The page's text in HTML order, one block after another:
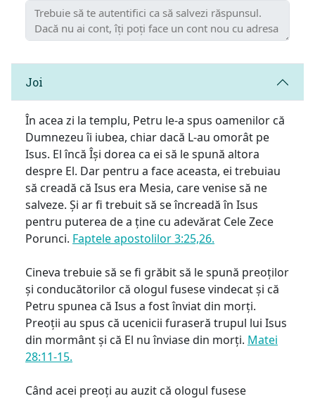
Joi
În acea zi la templu, Petru le-a spus oamenilor că
Dumnezeu îi iubea, chiar dacă L-au omorât pe
Isus. El încă Își dorea ca ei să le spună altora
despre El. Dar pentru a face aceasta, ei trebuiau
să creadă că Isus era Mesia, care venise să ne
salveze. Și ar fi trebuit să se încreadă în Isus
pentru puterea de a ține cu adevărat Cele Zece
Porunci. Faptele apostolilor 3:25,26.
Cineva trebuie să se fi grăbit să le spună preoților
și conducătorilor că ologul fusese vindecat și că
Petru spunea că Isus a fost înviat din morți.
Preoții au spus că ucenicii furaseră trupul lui Isus
din mormânt și că El nu înviase din morți. Matei
28:11-15.
Când acei preoți au auzit că ologul fusese